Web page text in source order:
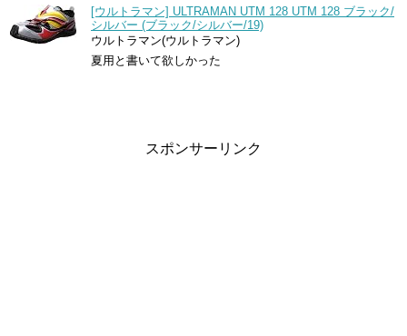
[ウルトラマン] ULTRAMAN UTM 128 UTM 128 ブラック/
シルバー (ブラック/シルバー/19)
ウルトラマン(ウルトラマン)
夏用と書いて欲しかった
スポンサーリンク